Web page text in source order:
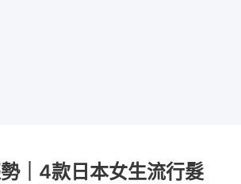
｜4款日本女生流行髮